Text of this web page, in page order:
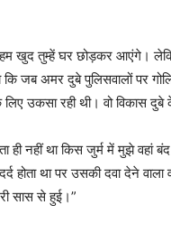
हम खुद तुम्हें घर छोड़कर आएंगे।
जब अमर दुबे पुलिसवालों पर
उकसा रही थी। वो विकास
नहीं था किस जुर्म में मुझे वहां
होता था पर उसकी दवा देने
सास से हुई।”